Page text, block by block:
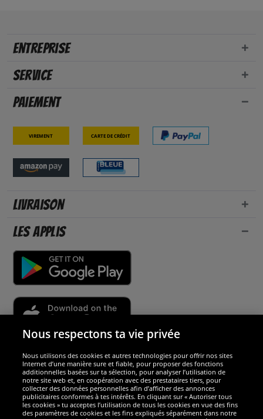
Entreprise
Service
Paiement
Virement Carte de crédit
Livraison
Les applis
Sécurité
Nous sommes excellents
Nous respectons ta vie privée
Nous utilisons des cookies et autres technologies pour offrir nos sites
Internet d’une manière sure et fiable, pour proposer des fonctions
additionnelles basées sur ta sélection, pour analyser l’utilisation de
notre site web et, en coopération avec des prestataires tiers, pour
collecter des données personnelles afin d’afficher des annonces
publicitaires conformes à tes intérêts. En cliquant sur « Autoriser tous
les cookies » tu acceptes l’utilisation de tous les cookies en vue des fins
des paramètres de cookies et les fins expliqués séparément dans notre